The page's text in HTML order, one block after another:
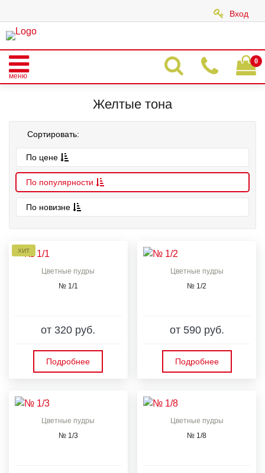
Вход
меню
0
Желтые тона
Сортировать:
По цене
По популярности
По новизне
ХИТ
Цветные пудры
№ 1/1
от 320 руб.
Подробнее
Цветные пудры
№ 1/2
от 590 руб.
Подробнее
Цветные пудры
№ 1/3
Цветные пудры
№ 1/8